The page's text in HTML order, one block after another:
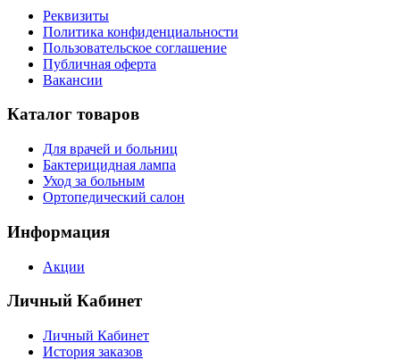
Реквизиты
Политика конфиденциальности
Пользовательское соглашение
Публичная оферта
Вакансии
Каталог товаров
Для врачей и больниц
Бактерицидная лампа
Уход за больным
Ортопедический салон
Информация
Акции
Личный Кабинет
Личный Кабинет
История заказов